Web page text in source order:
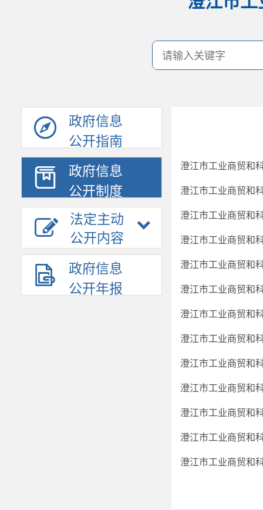
政府信息
公开指南
政府信息
公开制度
法定主动
公开内容
政府信息
公开年报
澄江市工业商贸和
澄江市工业商贸和
澄江市工业商贸和
澄江市工业商贸和
澄江市工业商贸和
澄江市工业商贸和
澄江市工业商贸和
澄江市工业商贸和
澄江市工业商贸和
澄江市工业商贸和
澄江市工业商贸和
澄江市工业商贸和
澄江市工业商贸和